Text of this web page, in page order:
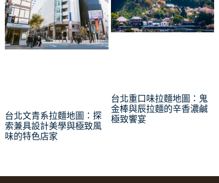
台北文青系拉麵地圖：探
索兼具設計美學與極致風
味的特色店家
台北重口味拉麵地圖：鬼
金棒與辰拉麵的辛香濃鹹
極致饗宴